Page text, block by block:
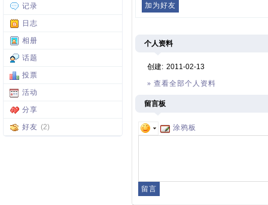
记录
日志
相册
话题
投票
活动
分享
好友 (2)
加为好友
个人资料
创建: 2011-02-13
» 查看全部个人资料
留言板
涂鸦板